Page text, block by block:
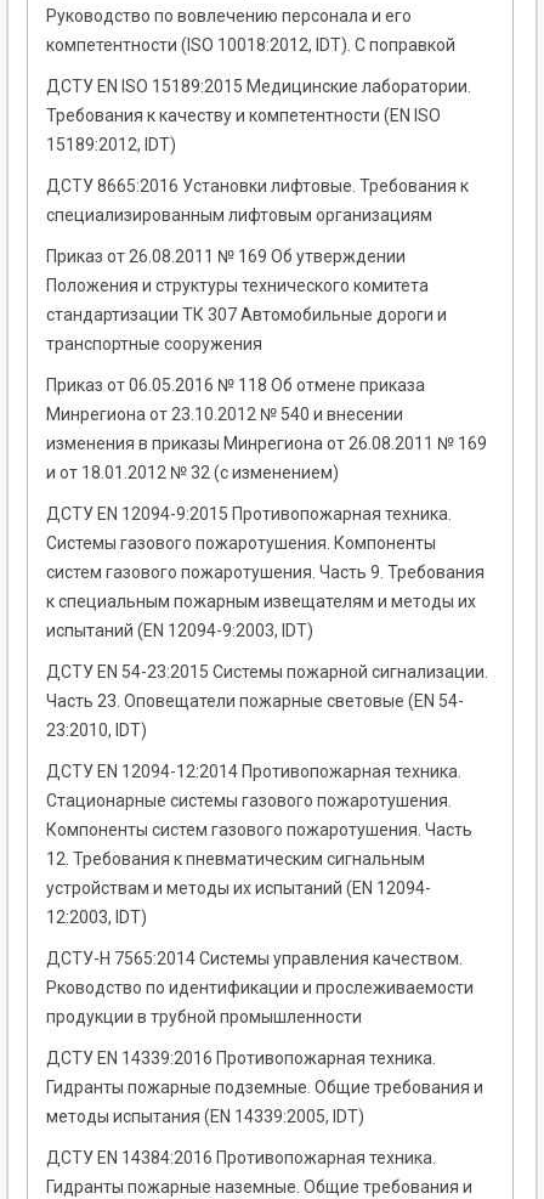
Руководство по вовлечению персонала и его
компетентности (ISO 10018:2012, IDT). С поправкой
ДСТУ EN ISO 15189:2015 Медицинские лаборатории.
Требования к качеству и компетентности (EN ISO
15189:2012, IDT)
ДСТУ 8665:2016 Установки лифтовые. Требования к
специализированным лифтовым организациям
Приказ от 26.08.2011 № 169 Об утверждении
Положения и структуры технического комитета
стандартизации ТК 307 Автомобильные дороги и
транспортные сооружения
Приказ от 06.05.2016 № 118 Об отмене приказа
Минрегиона от 23.10.2012 № 540 и внесении
изменения в приказы Минрегиона от 26.08.2011 № 169
и от 18.01.2012 № 32 (с изменением)
ДСТУ EN 12094-9:2015 Противопожарная техника.
Системы газового пожаротушения. Компоненты
систем газового пожаротушения. Часть 9. Требования
к специальным пожарным извещателям и методы их
испытаний (EN 12094-9:2003, IDT)
ДСТУ EN 54-23:2015 Системы пожарной сигнализации.
Часть 23. Оповещатели пожарные световые (EN 54-
23:2010, IDT)
ДСТУ EN 12094-12:2014 Противопожарная техника.
Стационарные системы газового пожаротушения.
Компоненты систем газового пожаротушения. Часть
12. Требования к пневматическим сигнальным
устройствам и методы их испытаний (EN 12094-
12:2003, IDT)
ДСТУ-Н 7565:2014 Системы управления качеством.
Рководство по идентификации и прослеживаемости
продукции в трубной промышленности
ДСТУ EN 14339:2016 Противопожарная техника.
Гидранты пожарные подземные. Общие требования и
методы испытания (EN 14339:2005, IDT)
ДСТУ EN 14384:2016 Противопожарная техника.
Гидранты пожарные наземные. Общие требования и